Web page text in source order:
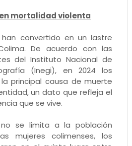
mortalidad violenta
convertido en un lastre
De acuerdo con las
del Instituto Nacional de
(Inegi), en 2024 los
principal causa de muerte
un dato que refleja el
que se vive.
se limita a la población
mujeres colimenses, los